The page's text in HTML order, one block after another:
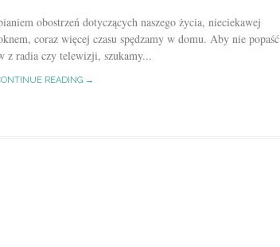
obostrzeń dotyczących naszego życia, nieciekawej
coraz więcej czasu spędzamy w domu. Aby nie popaść
z radia czy telewizji, szukamy...
READING →